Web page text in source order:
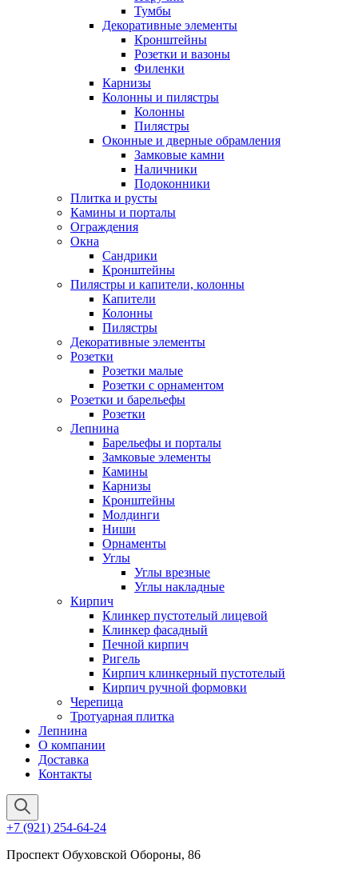
Тумбы
Декоративные элементы
Кронштейны
Розетки и вазоны
Филенки
Карнизы
Колонны и пилястры
Колонны
Пилястры
Оконные и дверные обрамления
Замковые камни
Наличники
Подоконники
Плитка и русты
Камины и порталы
Ограждения
Окна
Сандрики
Кронштейны
Пилястры и капители, колонны
Капители
Колонны
Пилястры
Декоративные элементы
Розетки
Розетки малые
Розетки с орнаментом
Розетки и барельефы
Розетки
Лепнина
Барельефы и порталы
Замковые элементы
Камины
Карнизы
Кронштейны
Молдинги
Ниши
Орнаменты
Углы
Углы врезные
Углы накладные
Кирпич
Клинкер пустотелый лицевой
Клинкер фасадный
Печной кирпич
Ригель
Кирпич клинкерный пустотелый
Кирпич ручной формовки
Черепица
Тротуарная плитка
Лепнина
О компании
Доставка
Контакты
+7 (921) 254-64-24
Проспект Обуховской Обороны, 86